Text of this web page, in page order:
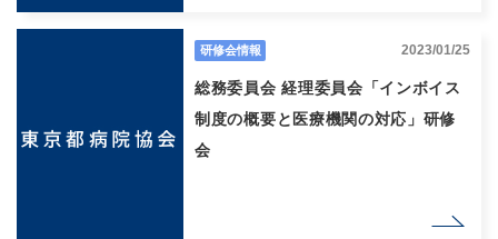
研修会情報 2023/01/25
総務委員会 経理委員会「インボイス
制度の概要と医療機関の対応」研修
会